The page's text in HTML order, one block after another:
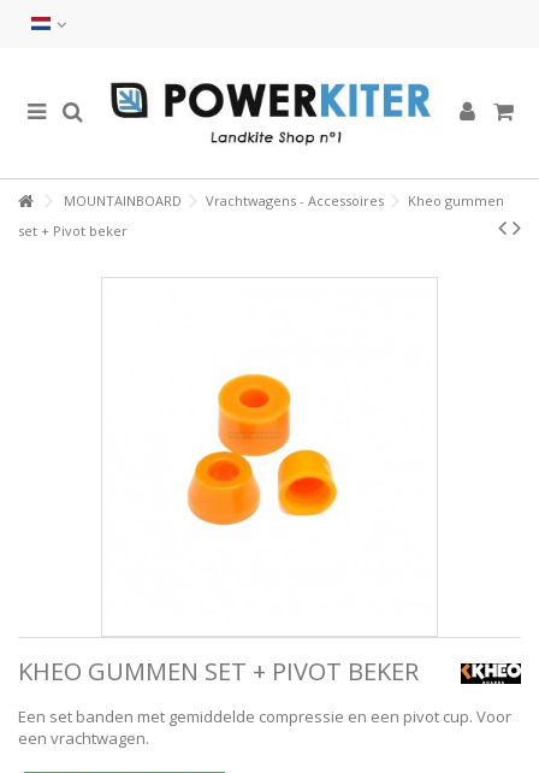
MOUNTAINBOARD Vrachtwagens - Accessoires
Kheo gummen
set + Pivot beker
KHEO GUMMEN SET + PIVOT BEKER
Een set banden met gemiddelde compressie en een pivot cup. Voor
een vrachtwagen.